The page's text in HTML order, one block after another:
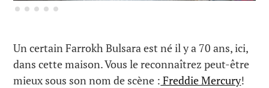
Un certain Farrokh Bulsara est né il y a 70 ans, ici,
dans cette maison. Vous le reconnaîtrez peut-être
mieux sous son nom de scène : Freddie Mercury!